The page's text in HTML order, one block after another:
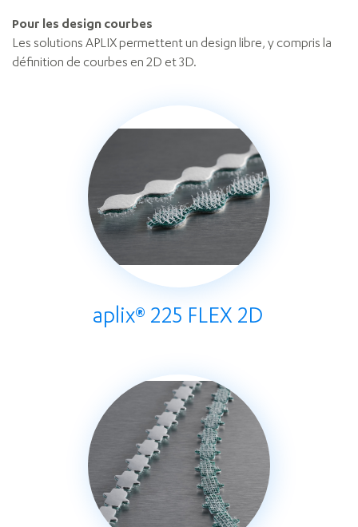
Pour les design courbes
Les solutions APLIX permettent un design libre, y compris la
définition de courbes en 2D et 3D.
aplix® 225 FLEX 2D